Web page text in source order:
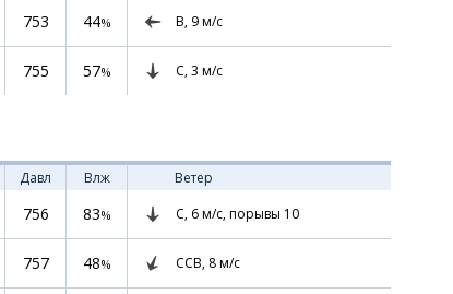
753 44% В, 9м/с
755 57% С, 3 м/с
Давл Влж
Ветер
756 83% С, 6м/с, порывы 10
757 48% ССВ, 8м/с